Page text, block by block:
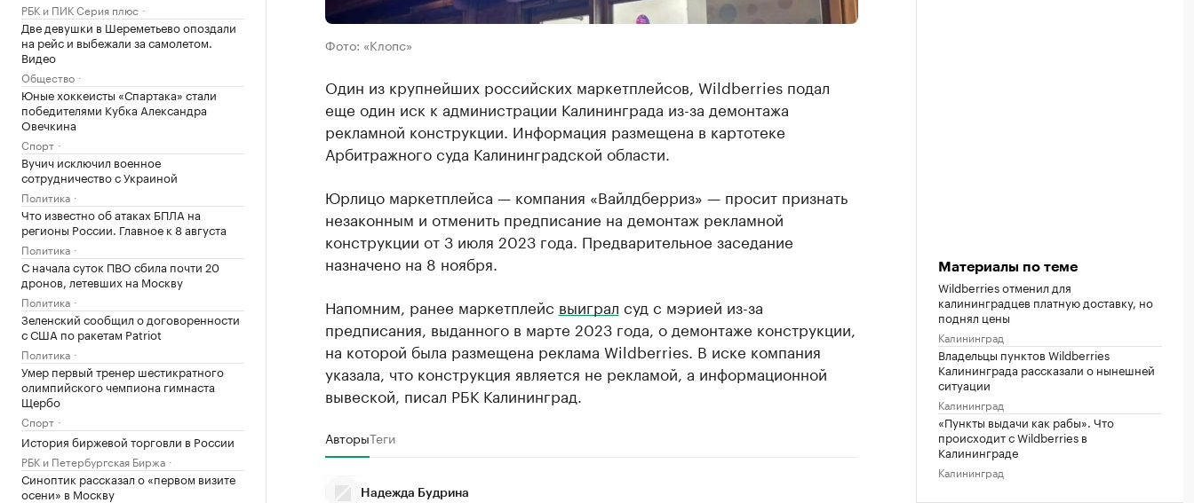
РБК и ПИК Серия плюс
Две девушки в Шереметьево опоздали
на рейс и выбежали за самолетом.
Видео
Общество
Юные хоккеисты «Спартака» стали
победителями Кубка Александра
Овечкина
Спорт
Вучич исключил военное
сотрудничество с Украиной
Политика
Что известно об атаках БПЛА на
регионы России. Главное к 8 августа
Политика
С начала суток ПВО сбила почти 20
дронов, летевших на Москву
Политика
Зеленский сообщил о договоренности
с США по ракетам Patriot
Политика
Умер первый тренер шестикратного
олимпийского чемпиона гимнаста
Щербо
Спорт
История биржевой торговли в России
РБК и Петербургская Биржа
Синоптик рассказал о «первом визите
осени» в Москву
Фото: «Клопс»
Один из крупнейших российских маркетплейсов, Wildberries подал
еще один иск к администрации Калининграда из-за демонтажа
рекламной конструкции. Информация размещена в картотеке
Арбитражного суда Калининградской области.
Юрлицо маркетплейса — компания «Вайлдберриз» — просит признать
незаконным и отменить предписание на демонтаж рекламной
конструкции от 3 июля 2023 года. Предварительное заседание
назначено на 8 ноября.
Напомним, ранее маркетплейс выиграл суд с мэрией из-за
предписания, выданного в марте 2023 года, о демонтаже конструкции,
на которой была размещена реклама Wildberries. В иске компания
указала, что конструкция является не рекламой, а информационной
вывеской, писал РБК Калининград.
АвторыТеги
Надежда Будрина
Материалы по теме
Wildberries отменил для
калининградцев платную доставку, но
поднял цены
Калининград
Владельцы пунктов Wildberries
Калининграда рассказали о нынешней
ситуации
Калининград
«Пункты выдачи как рабы». Что
происходит с Wildberries в
Калининграде
Калининград